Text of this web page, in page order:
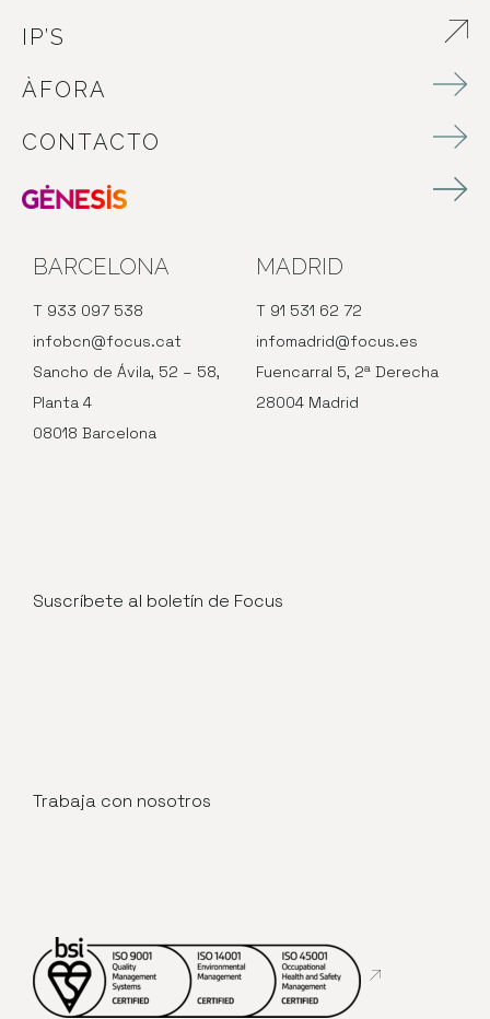
IP’S
ÀFORA
CONTACTO
BARCELONA
T 933 097 538
infobcn@focus.cat
Sancho de Ávila, 52 – 58,
Planta 4
08018 Barcelona
MADRID
T 91 531 62 72
infomadrid@focus.es
Fuencarral 5, 2ª Derecha
28004 Madrid
Suscríbete al boletín de Focus
Trabaja con nosotros